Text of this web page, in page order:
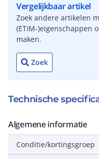
Vergelijkbaar artikel
Zoek andere artikelen
(ETIM-)eigenschappen
maken.
Zoek
Technische
Algemene informatie
Conditie/kortingsgroep